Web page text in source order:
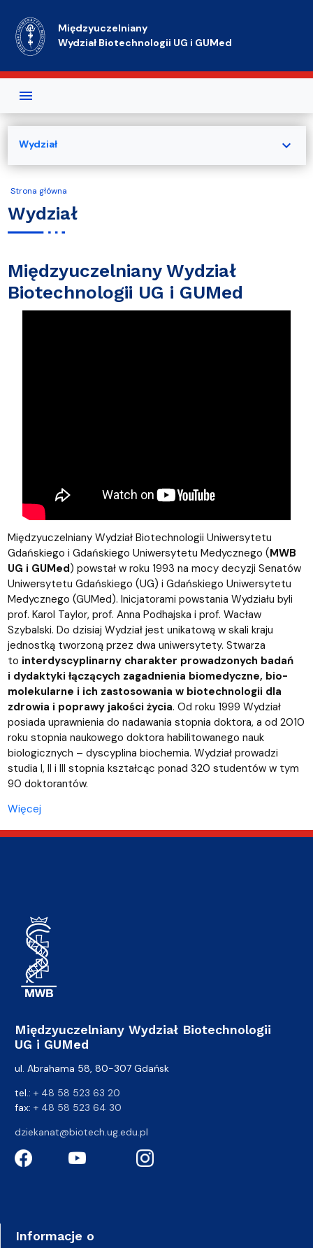
Międzyuczelniany
Wydział Biotechnologii UG i GUMed
Strona główna
Wydział
Międzyuczelniany Wydział
Biotechnologii UG i GUMed
Międzyuczelniany Wydział Biotechnologii Uniwersytetu
Gdańskiego i Gdańskiego Uniwersytetu Medycznego (MWB
UG i GUMed) powstał w roku 1993 na mocy decyzji Senatów
Uniwersytetu Gdańskiego (UG) i Gdańskiego Uniwersytetu
Medycznego (GUMed). Inicjatorami powstania Wydziału byli
prof. Karol Taylor, prof. Anna Podhajska i prof. Wacław
Szybalski. Do dzisiaj Wydział jest unikatową w skali kraju
jednostką tworzoną przez dwa uniwersytety. Stwarza
to interdyscyplinarny charakter prowadzonych badań
i dydaktyki łączących zagadnienia biomedyczne, bio-
molekularne i ich zastosowania w biotechnologii dla
zdrowia i poprawy jakości życia. Od roku 1999 Wydział
posiada uprawnienia do nadawania stopnia doktora, a od 2010
roku stopnia naukowego doktora habilitowanego nauk
biologicznych – dyscyplina biochemia. Wydział prowadzi
studia I, II i III stopnia kształcąc ponad 320 studentów w tym
90 doktorantów.
Więcej
Wydział expand_more
Międzyuczelniany Wydział Biotechnologii
UG i GUMed
ul. Abrahama 58, 80-307 Gdańsk
tel.: + 48 58 523 63 20
fax: + 48 58 523 64 30
dziekanat@biotech.ug.edu.pl
Informacje o